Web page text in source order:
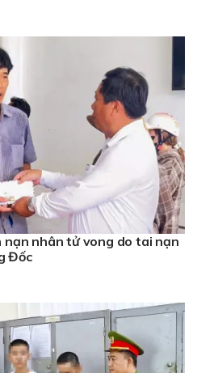
nạn nhân tử vong do tai nạn
Đốc